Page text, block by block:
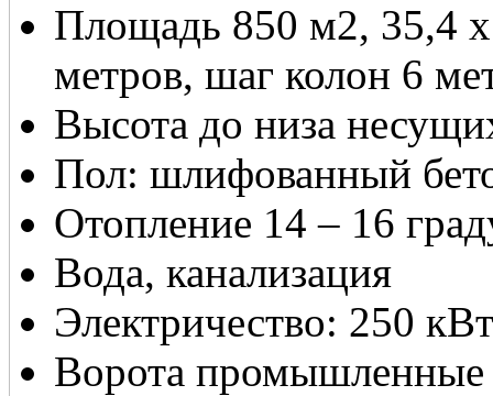
Площадь 850 м2, 35,4 x
метров, шаг колон 6
Высота до низа
Пол: шлифованный
Отопление 14 – 16
Вода, канализация
Электричество: 250
Ворота